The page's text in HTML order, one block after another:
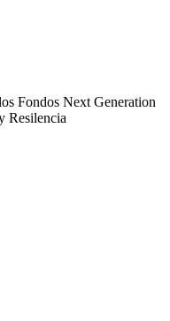
Fondos Next Generation
Resilencia